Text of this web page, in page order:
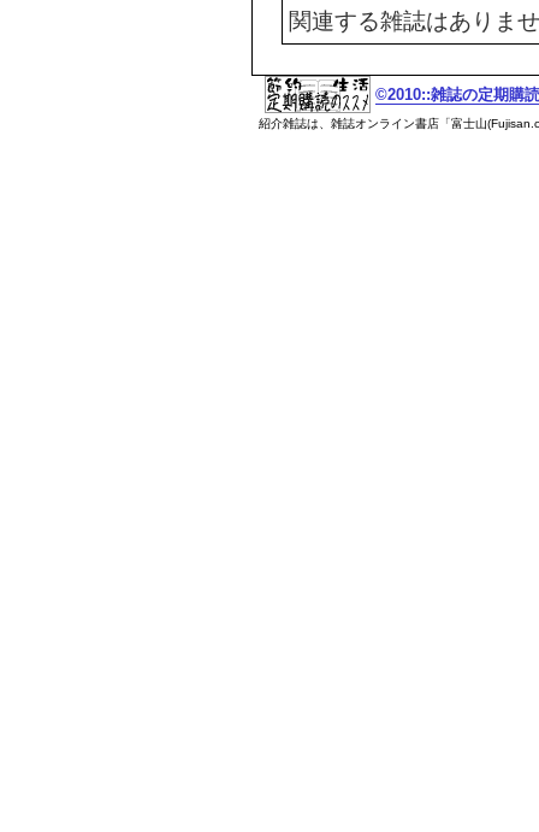
関連する雑誌はありま
©2010::雑誌の定期購
紹介雑誌は、雑誌オンライン書店「富士山